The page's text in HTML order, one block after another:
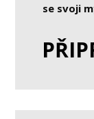
se svoji